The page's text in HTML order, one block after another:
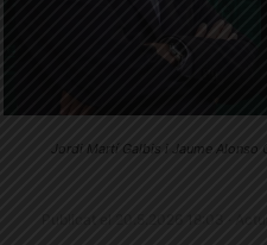
Jordi Martí Galbis i Jaume Alonso